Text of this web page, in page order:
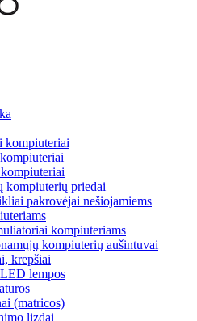
kompiuteriai
kompiuterių priedai
pakrovėjai nešiojamiems
kompiuteriams
kompiuterių aušintuvai
krepšiai
lempos
(matricos)
lizdai